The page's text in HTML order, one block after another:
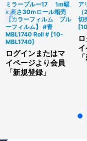
ミラーブルー17 1m幅
x 長さ30ｍロール箱売
【カラーフィルム ブル
ーフィルム】 #青
MBL1740 Roll # [10-
MBL1740]
ログインまたはマ
イページより会員
「新規登録」
ア
切
[